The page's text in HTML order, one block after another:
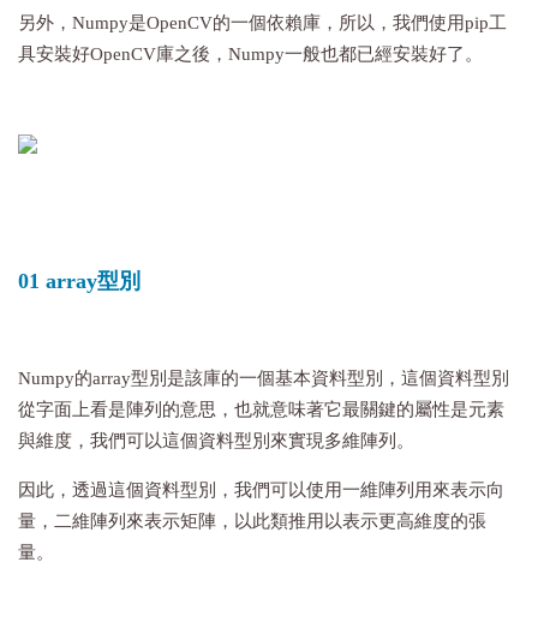
另外，Numpy是OpenCV的一個依賴庫，所以，我們使用pip工
具安裝好OpenCV庫之後，Numpy一般也都已經安裝好了。
01 array型別
Numpy的array型別是該庫的一個基本資料型別，這個資料型別
從字面上看是陣列的意思，也就意味著它最關鍵的屬性是元素
與維度，我們可以這個資料型別來實現多維陣列。
因此，透過這個資料型別，我們可以使用一維陣列用來表示向
量，二維陣列來表示矩陣，以此類推用以表示更高維度的張
量。